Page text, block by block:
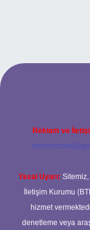
Reklam ve
Yasal Uyarı:
İletişim Kurumu
hizmet
denetleme veya